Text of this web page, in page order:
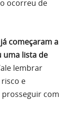
ocorreu de
começaram a
uma lista de
lembrar
e
com